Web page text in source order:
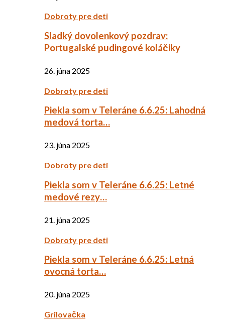
Dobroty pre deti
Sladký dovolenkový pozdrav:
Portugalské pudingové koláčiky
26. júna 2025
Dobroty pre deti
Piekla som v Teleráne 6.6.25: Lahodná
medová torta…
23. júna 2025
Dobroty pre deti
Piekla som v Teleráne 6.6.25: Letné
medové rezy…
21. júna 2025
Dobroty pre deti
Piekla som v Teleráne 6.6.25: Letná
ovocná torta…
20. júna 2025
Grilovačka